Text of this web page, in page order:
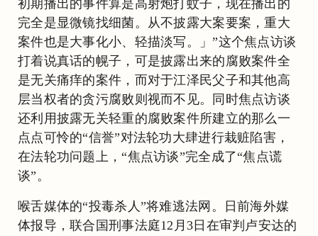
初期播出的事件算是高射炮打蚊子，现在播出的
完全是显微镜找细菌。从不披露大案要案，重大
案件也是大事化小、轻描淡写。」”这个焦点访谈
打着说真话的幌子，可是披露出来的腐败案件全
是无关痛痒的案件，而对于江泽民父子和其他高
层当权者的贪污腐败则视而不见。同时焦点访谈
还利用披露无关轻重的腐败案件所建立的那么一
点点可怜的“信誉”对法轮功大肆进行栽赃陷害，
在法轮功问题上，“焦点访谈”完全成了“焦点谎
谈”。
喉舌媒体的“投毒杀人”将难逃法网。日前海外媒
体报导，联合国刑事法庭12月3日在审判卢安达的